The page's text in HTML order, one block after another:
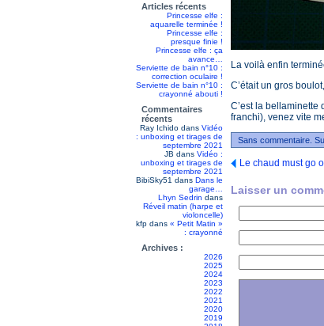
Articles récents
Princesse elfe :
aquarelle terminée !
Princesse elfe :
presque finie !
Princesse elfe : ça
avance…
Serviette de bain n°10 :
correction oculaire !
Serviette de bain n°10 :
crayonné abouti !
Commentaires
récents
Ray Ichido dans Vidéo
: unboxing et tirages de
septembre 2021
JB dans Vidéo :
unboxing et tirages de
septembre 2021
BibiSky51 dans Dans le
garage…
Lhyn Sedrin dans
Réveil matin (harpe et
violoncelle)
kfp dans « Petit Matin »
: crayonné
Archives :
2026
2025
2024
2023
2022
2021
2020
2019
La voilà enfin
C’était un gros
C’est la bellaminette
franchi), venez vite
Sans commentaire.
Le chaud must go
Laisser un